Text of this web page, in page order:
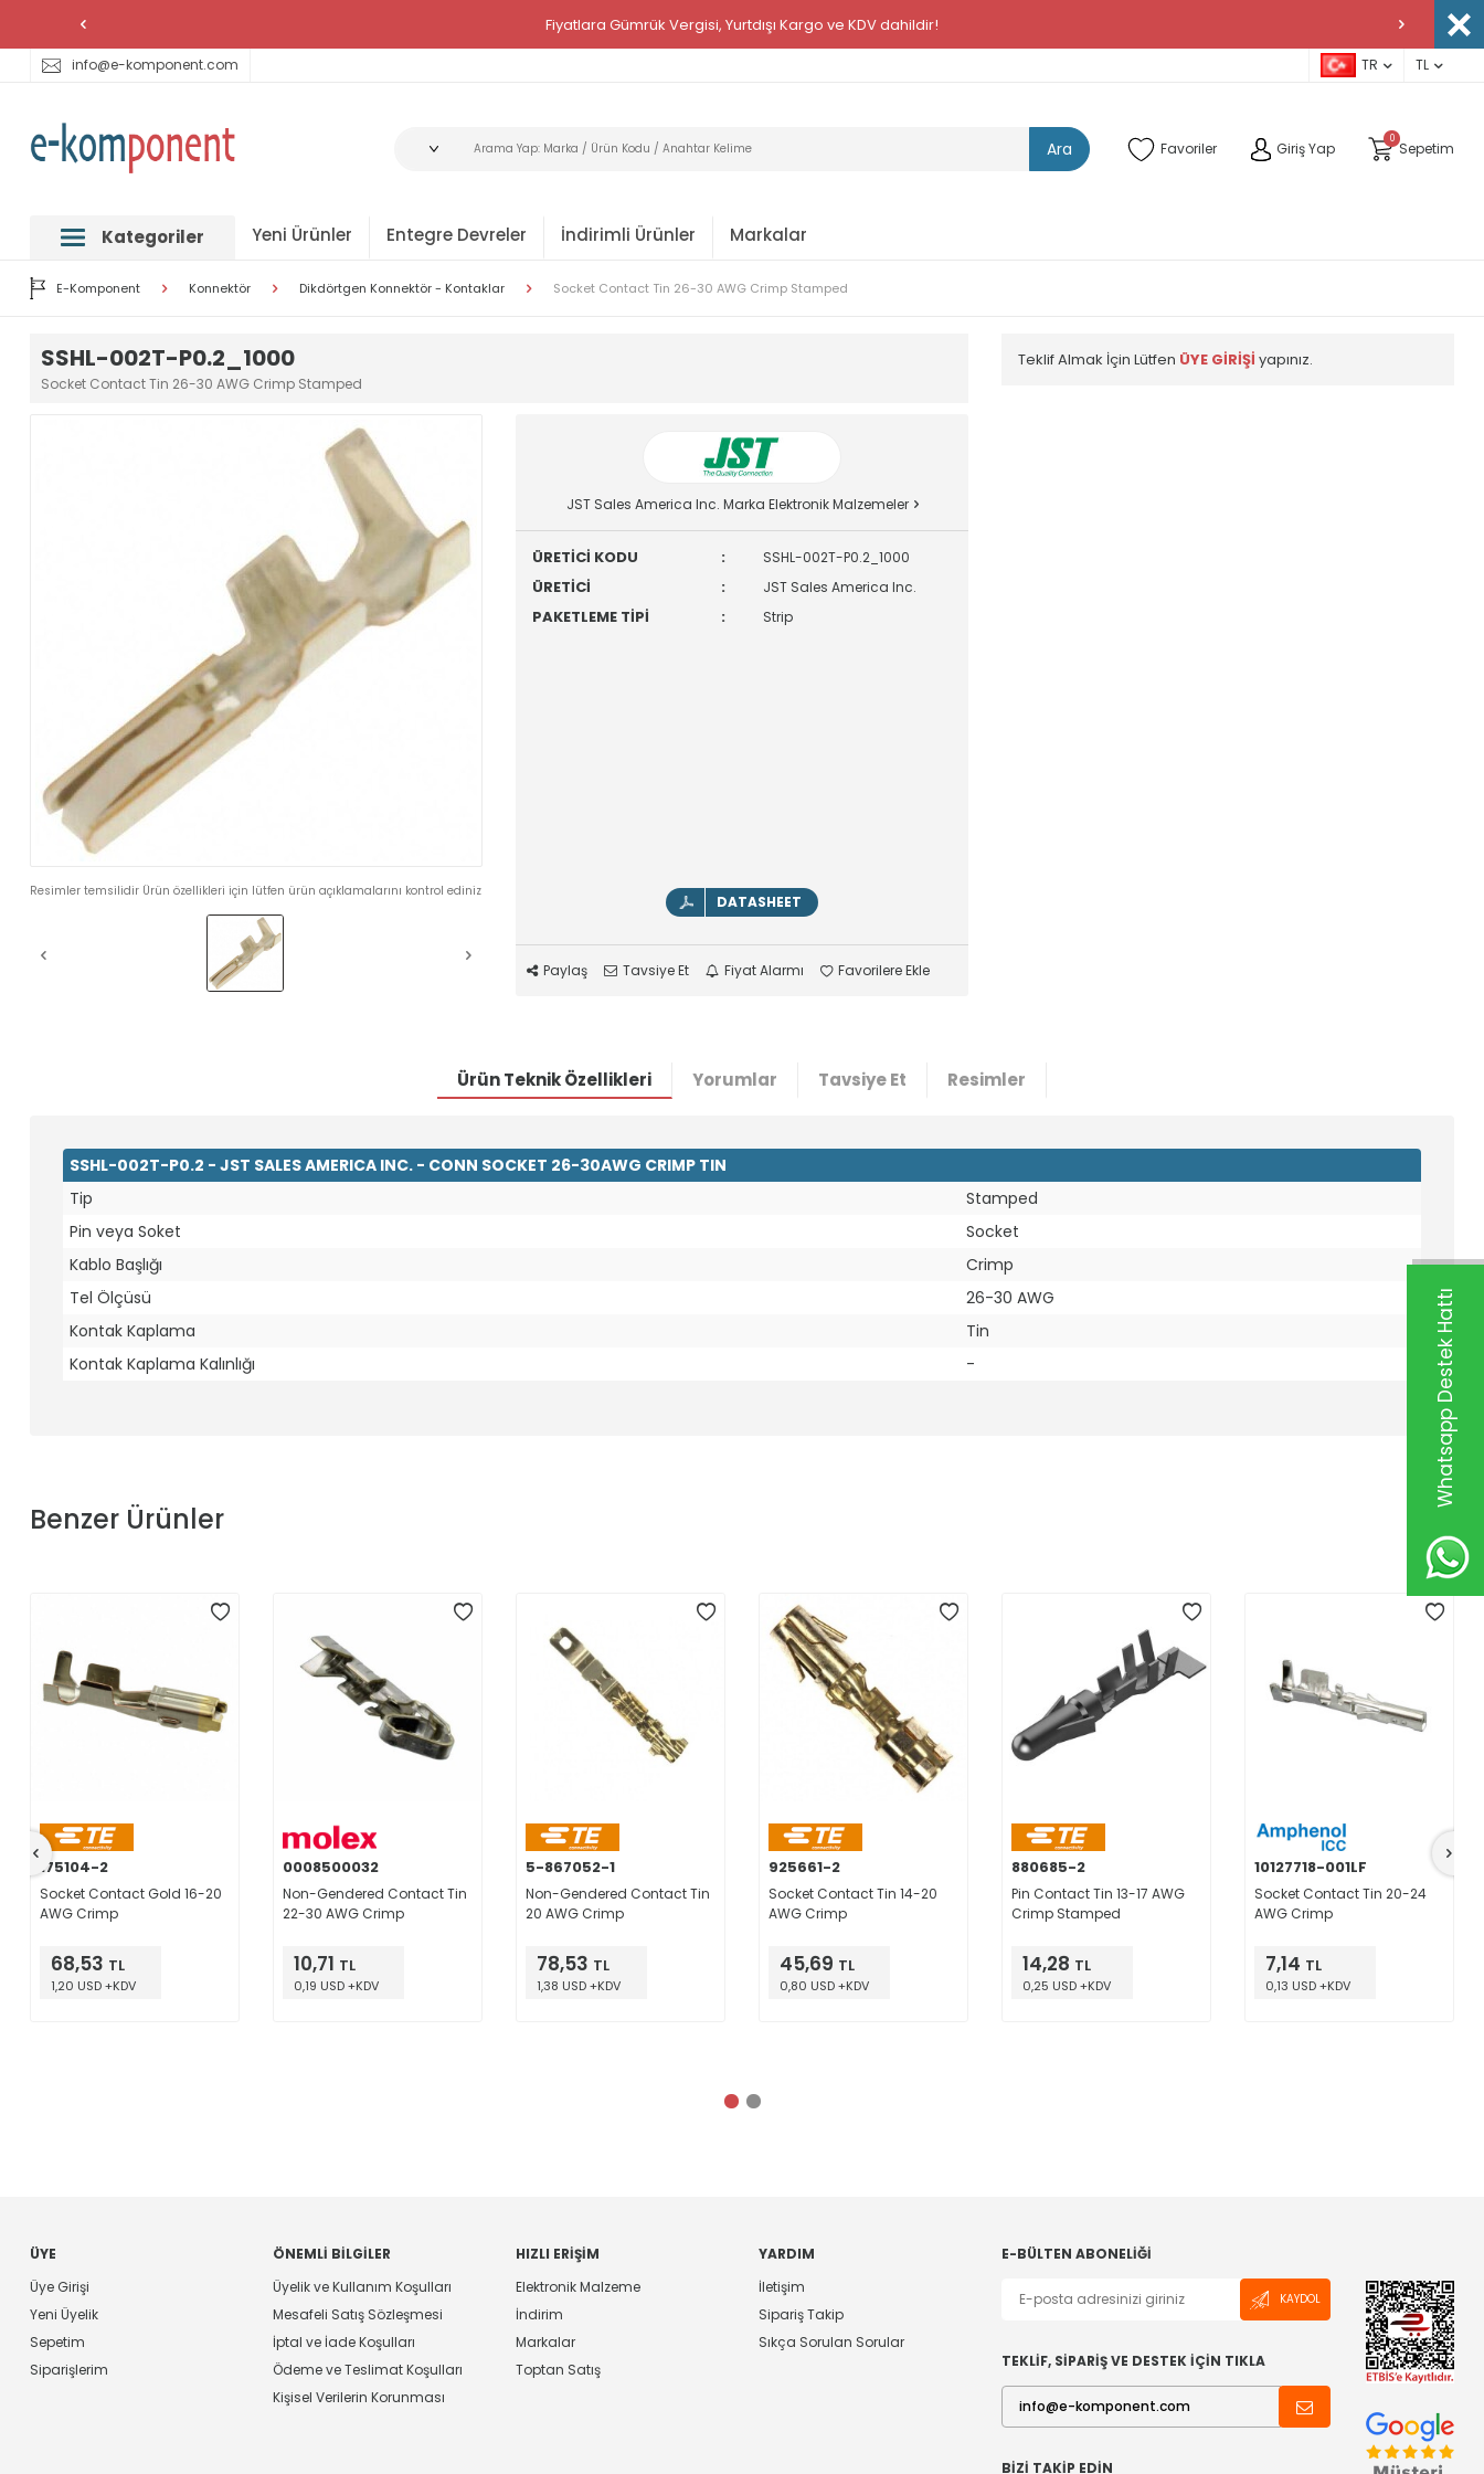
Whatsapp Destek Hattı
Fiyatlara Gümrük Vergisi, Yurtdışı Kargo ve KDV dahildir!
info@e-komponent.com TR TL
Ara Favoriler Giriş Yap
0
Sepetim
Kategoriler Yeni Ürünler Entegre Devreler İndirimli Ürünler Markalar
E-Komponent Konnektör Dikdörtgen Konnektör - Kontaklar Socket Contact Tin 26-30 AWG Crimp Stamped
SSHL-002T-P0.2_1000
Socket Contact Tin 26-30 AWG Crimp Stamped
Resimler temsilidir Ürün özellikleri için lütfen ürün açıklamalarını kontrol ediniz
JST Sales America Inc. Marka Elektronik Malzemeler
ÜRETİCİ KODU : SSHL-002T-P0.2_1000
ÜRETİCİ : JST Sales America Inc.
PAKETLEME TİPİ : Strip
DATASHEET
Paylaş Tavsiye Et Fiyat Alarmı Favorilere Ekle
Teklif Almak İçin Lütfen ÜYE GİRİŞİ yapınız.
Ürün Teknik Özellikleri Yorumlar Tavsiye Et Resimler
SSHL-002T-P0.2 - JST SALES AMERICA INC. - CONN SOCKET 26-30AWG CRIMP TIN
Tip
Stamped
Pin veya Soket
Socket
Kablo Başlığı
Crimp
Tel Ölçüsü
26-30 AWG
Kontak Kaplama
Tin
Kontak Kaplama Kalınlığı
-
Benzer Ürünler
175104-2
Socket Contact Gold 16-20
AWG Crimp
68,53 TL
1,20 USD +KDV
0008500032
Non-Gendered Contact Tin
22-30 AWG Crimp
10,71 TL
0,19 USD +KDV
5-867052-1
Non-Gendered Contact Tin
20 AWG Crimp
78,53 TL
1,38 USD +KDV
925661-2
Socket Contact Tin 14-20
AWG Crimp
45,69 TL
0,80 USD +KDV
880685-2
Pin Contact Tin 13-17 AWG
Crimp Stamped
14,28 TL
0,25 USD +KDV
10127718-001LF
Socket Contact Tin 20-24
AWG Crimp
7,14 TL
0,13 USD +KDV
ÜYE
Üye Girişi
Yeni Üyelik
Sepetim
Siparişlerim
ÖNEMLI BILGILER
Üyelik ve Kullanım Koşulları
Mesafeli Satış Sözleşmesi
İptal ve İade Koşulları
Ödeme ve Teslimat Koşulları
Kişisel Verilerin Korunması
HIZLI ERIŞIM
Elektronik Malzeme
İndirim
Markalar
Toptan Satış
YARDIM
İletişim
Sipariş Takip
Sıkça Sorulan Sorular
E-BÜLTEN ABONELIĞI
KAYDOL
TEKLİF, SİPARİŞ VE DESTEK İÇİN TIKLA
BIZI TAKIP EDIN